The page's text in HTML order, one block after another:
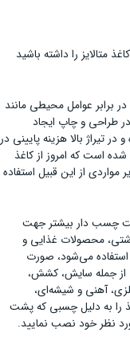
متالایز را داشته باشید
در برابر عوامل محیطی مانند
طراحی و چاپ ایجاد
تیراژ بالا هزینه پایینی در
است که امروز از کاغذ
مواردی از این قبیل استفاده
چسب دار بیشتر جهت
محصولات غذایی و
می‌شود، صورت
از جمله سایش، کشش،
آهنی و شیشه‌ای،
را به دلیل چسبی که پشت
نظر خود نصب نمایید.